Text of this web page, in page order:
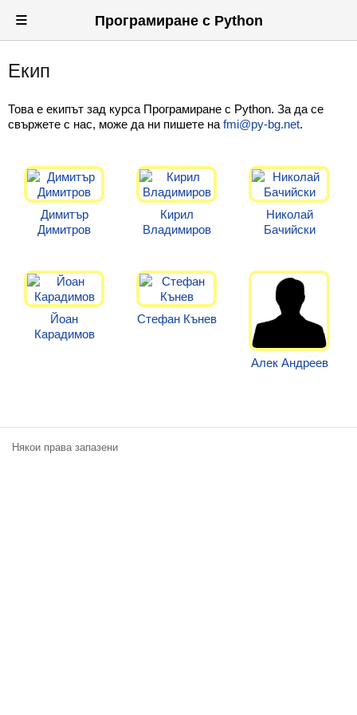
Вход
Регистрация
Материали
Задачи
Предизвикателства
Форуми
Потребители
Класация
≡ Програмиране с Python
Екип
Това е екипът зад курса Програмиране с Python. За да се
свържете с нас, може да ни пишете на fmi@py-bg.net.
Димитър
Димитров
Кирил
Владимиров
Николай
Бачийски
Йоан
Карадимов
Стефан Кънев
Алек Андреев
Някои права запазени